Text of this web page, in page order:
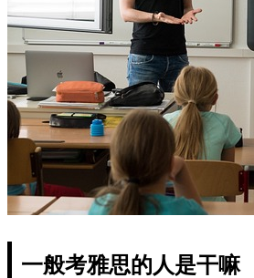
一般考雅思的人是干嘛